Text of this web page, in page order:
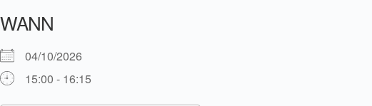
WANN
04/10/2026
15:00 - 16:15